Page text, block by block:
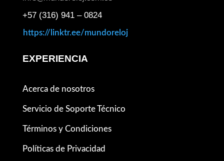
+57 (316) 941 – 0824
https://linktr.ee/mundoreloj
EXPERIENCIA
Acerca de nosotros
Servicio de Soporte Técnico
Términos y Condiciones
Políticas de Privacidad